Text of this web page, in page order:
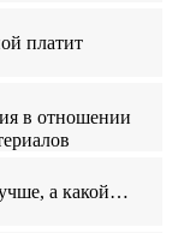
платит
в отношении
а какой…